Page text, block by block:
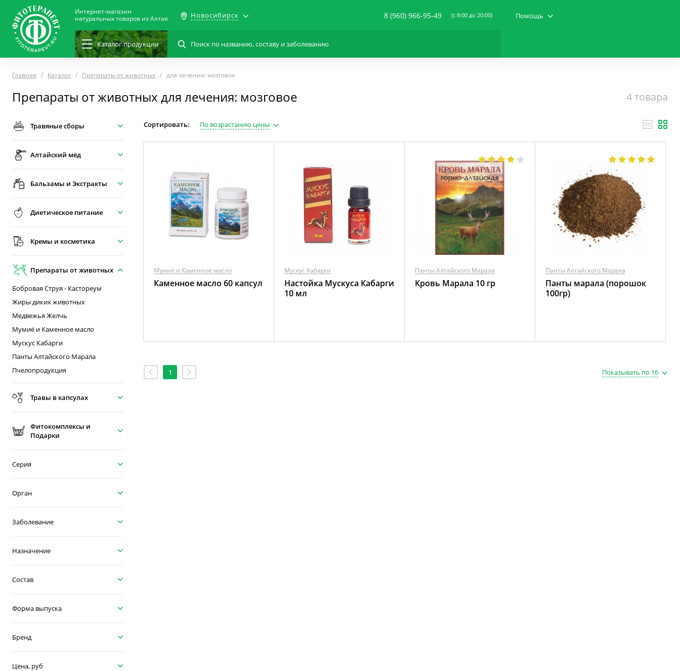
Интернет-магазин
натуральных товаров из Алтая
Новосибирск 8 (960) 966-95-49 (c 8:00 до 20:00) Помощь
Каталогпродукции
Главная Каталог Препараты от животных для лечения: мозговое
Препараты от животных для лечения: мозговое
Травяные сборы
Алтайский мёд
Бальзамы и Экстракты
Диетическое питание
Кремы и косметика
Препараты от животных
Бобровая Струя - Кастореум
Жиры диких животных
Медвежья Желчь
Мумиё и Каменное масло
Мускус Кабарги
Панты Алтайского Марала
Пчелопродукция
Травы в капсулах
Фитокомплексы и
Подарки
Серия
Орган
Заболевание
Назначение
Состав
Форма выпуска
Бренд
Цена, руб
Сортировать: По возрастанию цены
4 товара
Мумиё и Каменное масло
Каменное масло 60 капсул
Мускус Кабарги
Настойка Мускуса Кабарги
10 мл
Панты Алтайского Марала
Кровь Марала 10 гр
Панты Алтайского Марала
Панты марала (порошок
100гр)
1 Показывать по 16